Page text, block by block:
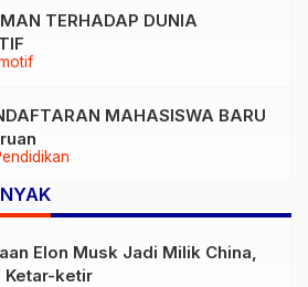
TERHADAP DUNIA
MAHASISWA BARU
Elon Musk Jadi Milik China,
Ketar-ketir